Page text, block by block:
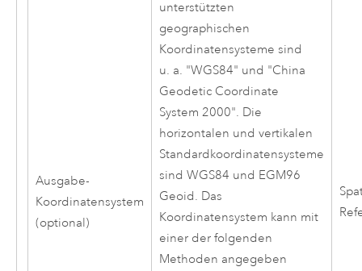
Ausgabe-
Koordinatensystem
(optional)
unterstützten
geographischen
Koordinatensysteme sind
u. a. "WGS84" und "China
Geodetic Coordinate
System 2000". Die
horizontalen und vertikalen
Standardkoordinatensysteme
sind WGS84 und EGM96
Geoid. Das
Koordinatensystem kann mit
einer der folgenden
Methoden angegeben